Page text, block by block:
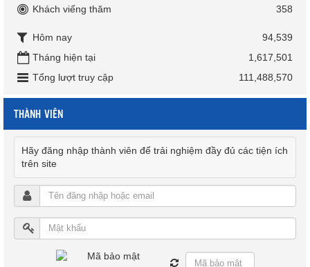
Khách viếng thăm
358
Hôm nay
94,539
Tháng hiện tại
1,617,501
Tổng lượt truy cập
111,488,570
THÀNH VIÊN
Hãy đăng nhập thành viên để trải nghiệm đầy đủ các tiện ích
trên site